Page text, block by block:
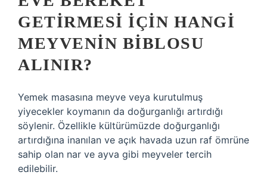
GETIRMESI IÇIN HANGI
MEYVENIN BIBLOSU
ALINIR?
Yemek masasına meyve veya kurutulmuş
yiyecekler koymanın da doğurganlığı artırdığı
söylenir. Özellikle kültürümüzde doğurganlığı
artırdığına inanılan ve açık havada uzun raf ömrüne
sahip olan nar ve ayva gibi meyveler tercih
edilebilir.